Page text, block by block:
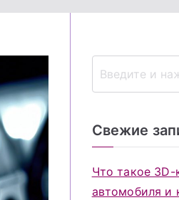
Свежие
Что такое 3D-
автомобиля и